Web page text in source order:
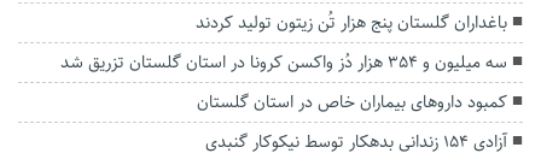
باغداران گلستان پنج هزار تُن زیتون تولید کردند
سه میلیون و ۳۵۴ هزار دُز واکسن کرونا در استان گلستان تزریق شد
کمبود داروهای بیماران خاص در استان گلستان
آزادی ۱۵۴ زندانی بدهکار توسط نیکوکار گنبدی